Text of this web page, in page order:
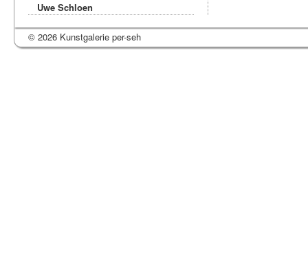
Uwe Schloen
© 2026 Kunstgalerie per-seh